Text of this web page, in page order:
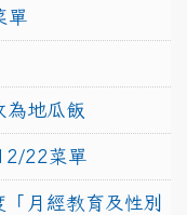
單
為地瓜飯
22菜單
月經教育及性別